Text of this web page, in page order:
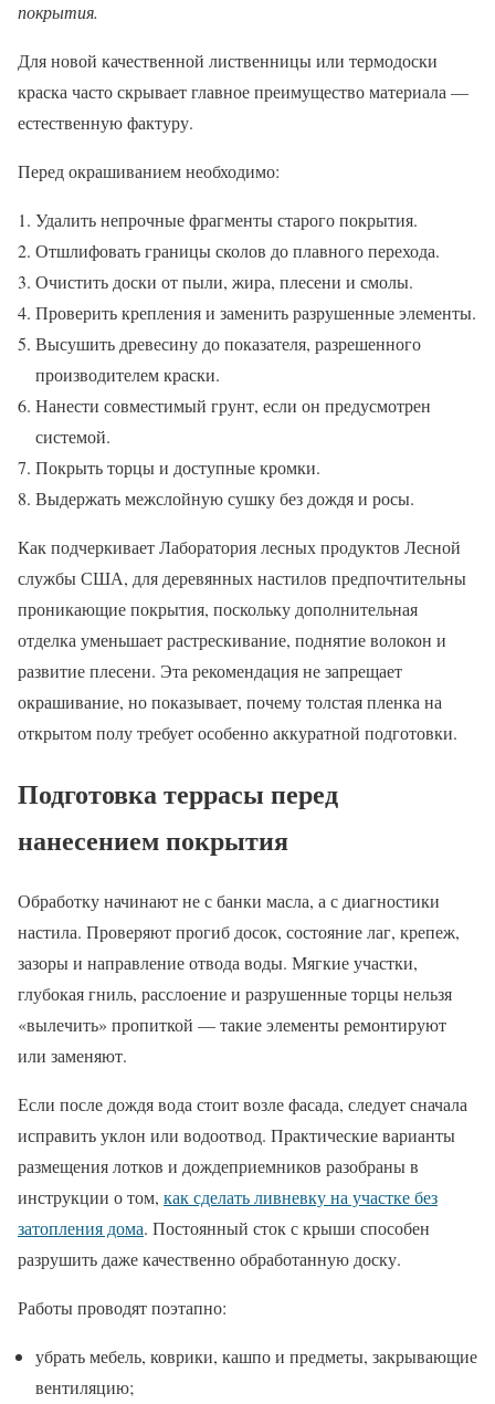
покрытия.
Для новой качественной лиственницы или термодоски
краска часто скрывает главное преимущество материала —
естественную фактуру.
Перед окрашиванием необходимо:
Удалить непрочные фрагменты старого покрытия.
Отшлифовать границы сколов до плавного перехода.
Очистить доски от пыли, жира, плесени и смолы.
Проверить крепления и заменить разрушенные элементы.
Высушить древесину до показателя, разрешенного
производителем краски.
Нанести совместимый грунт, если он предусмотрен
системой.
Покрыть торцы и доступные кромки.
Выдержать межслойную сушку без дождя и росы.
Как подчеркивает Лаборатория лесных продуктов Лесной
службы США, для деревянных настилов предпочтительны
проникающие покрытия, поскольку дополнительная
отделка уменьшает растрескивание, поднятие волокон и
развитие плесени. Эта рекомендация не запрещает
окрашивание, но показывает, почему толстая пленка на
открытом полу требует особенно аккуратной подготовки.
Подготовка террасы перед
нанесением покрытия
Обработку начинают не с банки масла, а с диагностики
настила. Проверяют прогиб досок, состояние лаг, крепеж,
зазоры и направление отвода воды. Мягкие участки,
глубокая гниль, расслоение и разрушенные торцы нельзя
«вылечить» пропиткой — такие элементы ремонтируют
или заменяют.
Если после дождя вода стоит возле фасада, следует сначала
исправить уклон или водоотвод. Практические варианты
размещения лотков и дождеприемников разобраны в
инструкции о том, как сделать ливневку на участке без
затопления дома. Постоянный сток с крыши способен
разрушить даже качественно обработанную доску.
Работы проводят поэтапно:
убрать мебель, коврики, кашпо и предметы, закрывающие
вентиляцию;